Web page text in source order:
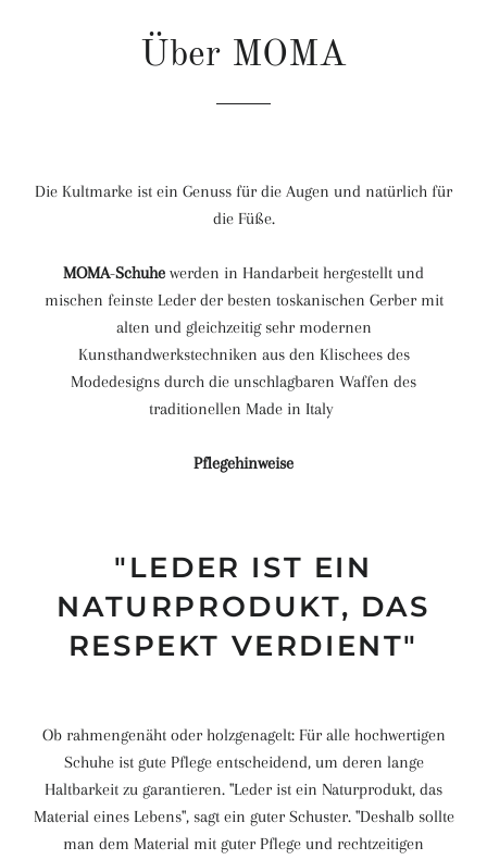
Über MOMA
Die Kultmarke ist ein Genuss für die Augen und natürlich für
die Füße.
MOMA-Schuhe werden in Handarbeit hergestellt und
mischen feinste Leder der besten toskanischen Gerber mit
alten und gleichzeitig sehr modernen
Kunsthandwerkstechniken aus den Klischees des
Modedesigns durch die unschlagbaren Waffen des
traditionellen Made in Italy
Pflegehinweise
"LEDER IST EIN
NATURPRODUKT, DAS
RESPEKT VERDIENT"
Ob rahmengenäht oder holzgenagelt: Für alle hochwertigen
Schuhe ist gute Pflege entscheidend, um deren lange
Haltbarkeit zu garantieren. "Leder ist ein Naturprodukt, das
Material eines Lebens", sagt ein guter Schuster. "Deshalb sollte
man dem Material mit guter Pflege und rechtzeitigen